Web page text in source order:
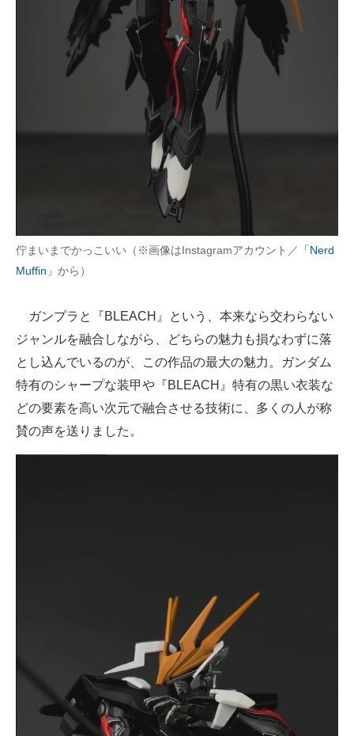
佇まいまでかっこいい（※画像はInstagramアカウント／
「Nerd
Muffin」 から）
ガンプラと『BLEACH』という、本来なら交わらない
ジャンルを融合しながら、どちらの魅力も損なわずに落
とし込んでいるのが、この作品の最大の魅力。ガンダム
特有のシャープな装甲や『BLEACH』特有の黒い衣装な
どの要素を高い次元で融合させる技術に、多くの人が称
賛の声を送りました。